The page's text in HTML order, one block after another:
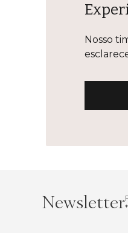
Nosso
Newsletter